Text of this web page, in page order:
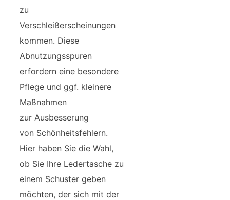
zu
Verschleißerscheinungen
kommen. Diese
Abnutzungsspuren
erfordern eine besondere
Pflege und ggf. kleinere
Maßnahmen
zur Ausbesserung
von Schönheitsfehlern.
Hier haben Sie die Wahl,
ob Sie Ihre Ledertasche zu
einem Schuster geben
möchten, der sich mit der